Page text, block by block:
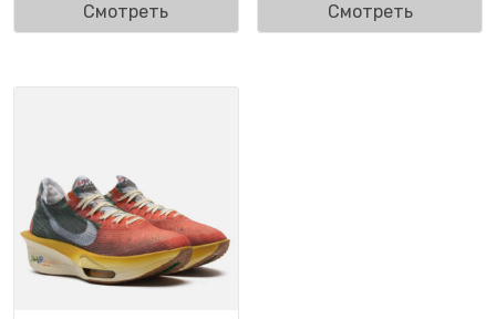
Смотреть
Смотреть